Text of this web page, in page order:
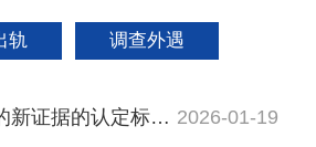
轨 调查外遇
民事诉讼二审中的新证据的认定标准有哪些 2026-01-19